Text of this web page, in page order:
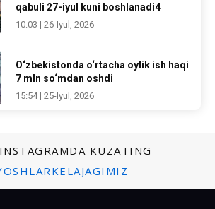
qabuli 27-iyul kuni boshlanadi4
10:03 | 26-Iyul, 2026
O‘zbekistonda o‘rtacha oylik ish haqi
7 mln so‘mdan oshdi
15:54 | 25-Iyul, 2026
KUZATING